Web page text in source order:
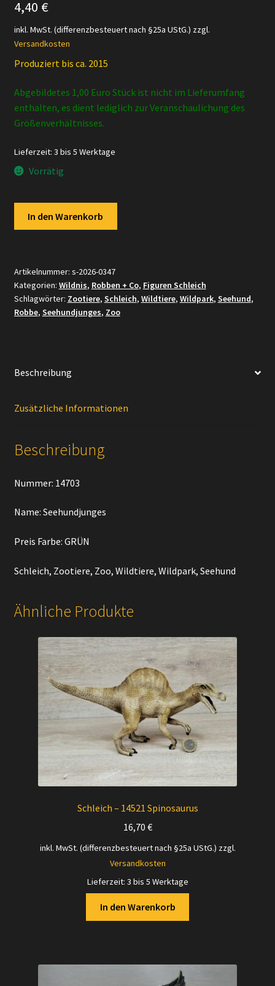
4,40 €
inkl. MwSt. (differenzbesteuert nach §25a UStG.) zzgl.
Versandkosten
Produziert bis ca. 2015
Abgebildetes 1,00 Euro Stück ist nicht im Lieferumfang
enthalten, es dient lediglich zur Veranschaulichung des
Größenverhältnisses.
Lieferzeit: 3 bis 5 Werktage
Vorrätig
Menge
In den Warenkorb
Artikelnummer: s-2026-0347
Kategorien: Wildnis, Robben + Co, Figuren Schleich
Schlagwörter: Zootiere, Schleich, Wildtiere, Wildpark, Seehund,
Robbe, Seehundjunges, Zoo
Beschreibung
Zusätzliche Informationen
Beschreibung
Nummer: 14703
Name: Seehundjunges
Preis Farbe: GRÜN
Schleich, Zootiere, Zoo, Wildtiere, Wildpark, Seehund
Ähnliche Produkte
Schleich – 14521 Spinosaurus
16,70 €
inkl. MwSt. (differenzbesteuert nach §25a UStG.) zzgl.
Versandkosten
Lieferzeit: 3 bis 5 Werktage
In den Warenkorb